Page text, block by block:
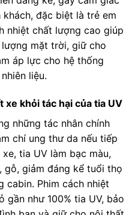
đặc biệt là trẻ em
nhiệt chất lượng cao giúp
mặt trời, giữ cho
áp lực cho hệ thống
liệu.
xe khỏi tác hại của tia UV
những tác nhân chính
chí ung thư da nếu tiếp
tia UV làm bạc màu,
gỗ, giảm đáng kể tuổi thọ
cabin. Phim cách nhiệt
gần như 100% tia UV, bảo